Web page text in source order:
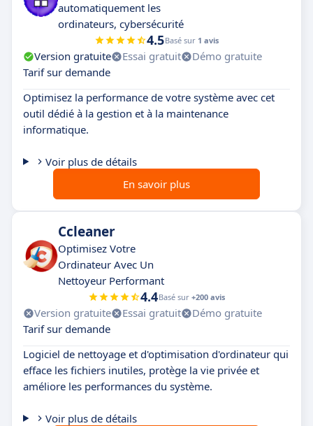
automatiquement les
ordinateurs, cybersécurité
4.5Basé sur 1 avis
Version gratuite Essai gratuit
Démo gratuite
Tarif sur demande
Optimisez la performance de votre système avec cet
outil dédié à la gestion et à la maintenance
informatique.
Voir plus de détails
En savoir plus
Ccleaner
Optimisez Votre
Ordinateur Avec Un
Nettoyeur Performant
4.4Basé sur +200 avis
Version gratuite Essai gratuit
Démo gratuite
Tarif sur demande
Logiciel de nettoyage et d'optimisation d'ordinateur qui
efface les fichiers inutiles, protège la vie privée et
améliore les performances du système.
Voir plus de détails